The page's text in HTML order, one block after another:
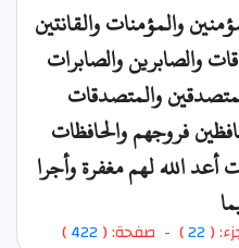
والمؤمنات والقانتين
والصابرين والصابرات
والمتصدقات
فروجهم والحافظات
أعد الله لهم مغفرة وأجرا
(
22) - صفحة: ( 422
)